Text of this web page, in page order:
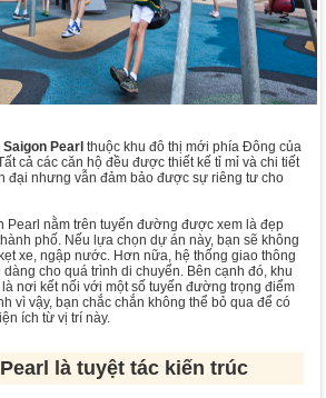
Pearl thuộc khu đô thị mới phía Đông của
cả các căn hộ đều được thiết kế tỉ mỉ và chi tiết
đại nhưng vẫn đảm bảo được sự riêng tư cho
Pearl nằm trên tuyến đường được xem là đẹp
phố. Nếu lựa chọn dự án này, bạn sẽ không
xe, ngập nước. Hơn nữa, hệ thống giao thông
cho quá trình di chuyển. Bên cạnh đó, khu
nơi kết nối với một số tuyến đường trọng điểm
vì vậy, bạn chắc chắn không thể bỏ qua để có
ích từ vị trí này.
là tuyệt tác kiến trúc